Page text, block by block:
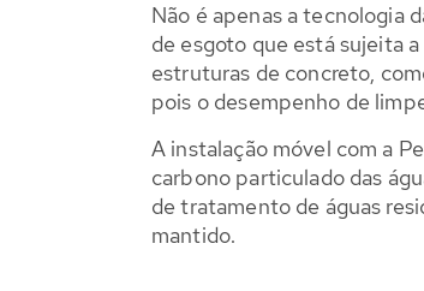
Não é apenas a tecnologia
de esgoto que está sujeita
estruturas de concreto,
pois o desempenho de
A instalação móvel com a
carbono particulado das
de tratamento de águas
mantido.